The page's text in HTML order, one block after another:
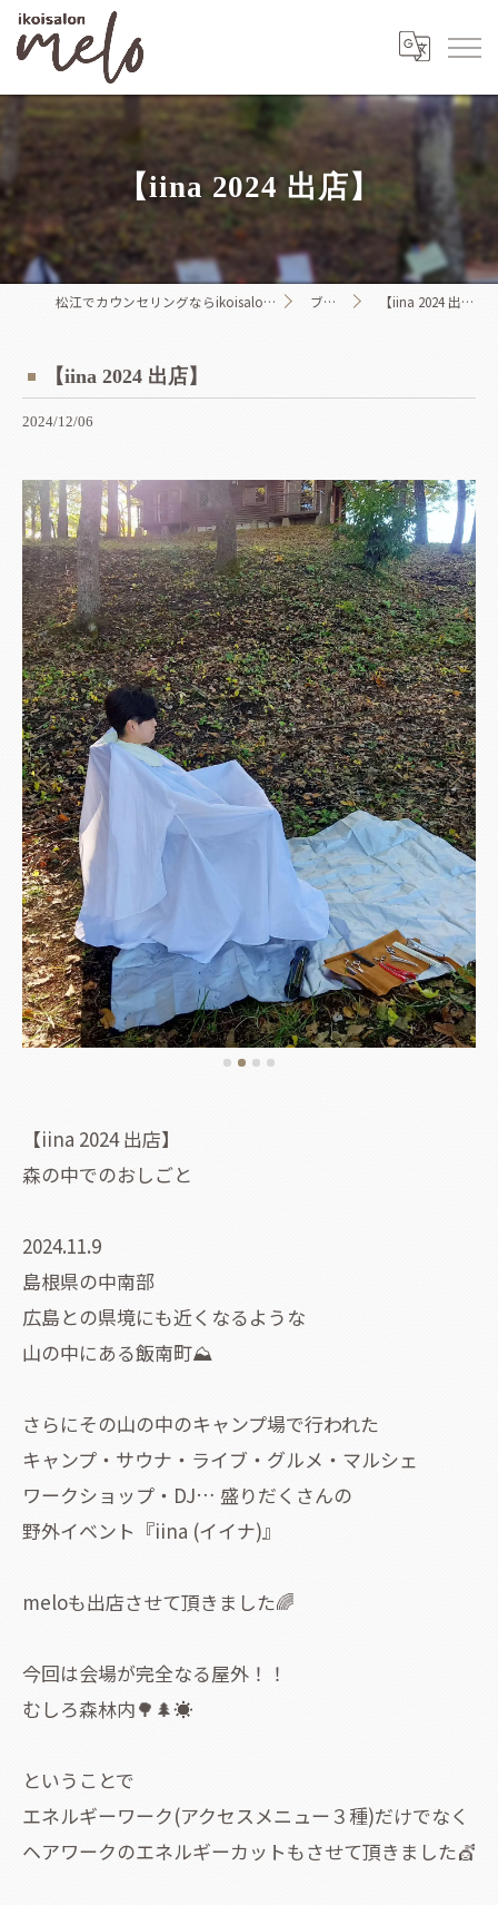
【iina 2024 出店】
松江でカウンセリングならikoisalon melo ブログ 【iina 2024 出店】
【iina 2024 出店】
2024/12/06
【iina 2024 出店】
森の中でのおしごと
2024.11.9
島根県の中南部
広島との県境にも近くなるような
山の中にある飯南町⛰️
さらにその山の中のキャンプ場で行われた
キャンプ・サウナ・ライブ・グルメ・マルシェ
ワークショップ・DJ… 盛りだくさんの
野外イベント『iina (イイナ)』
meloも出店させて頂きました🌈
今回は会場が完全なる屋外！！
むしろ森林内🌳🌲☀
ということで
エネルギーワーク(アクセスメニュー３種)だけでなく
ヘアワークのエネルギーカットもさせて頂きました💇